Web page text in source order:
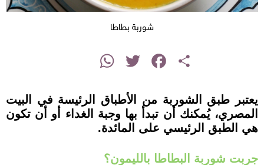
شوربة بطاطا
Share
Facebook
Twitter
WhatsApp
يعتبر طبق الشوربة من الأطباق الرئيسة في البيت
المصري، يُمكنك أن تبدأ بها وجبة الغداء أو أن تكون
هي الطبق الرئيسي على المائدة.
جربت شوربة البطاطا بالليمون؟